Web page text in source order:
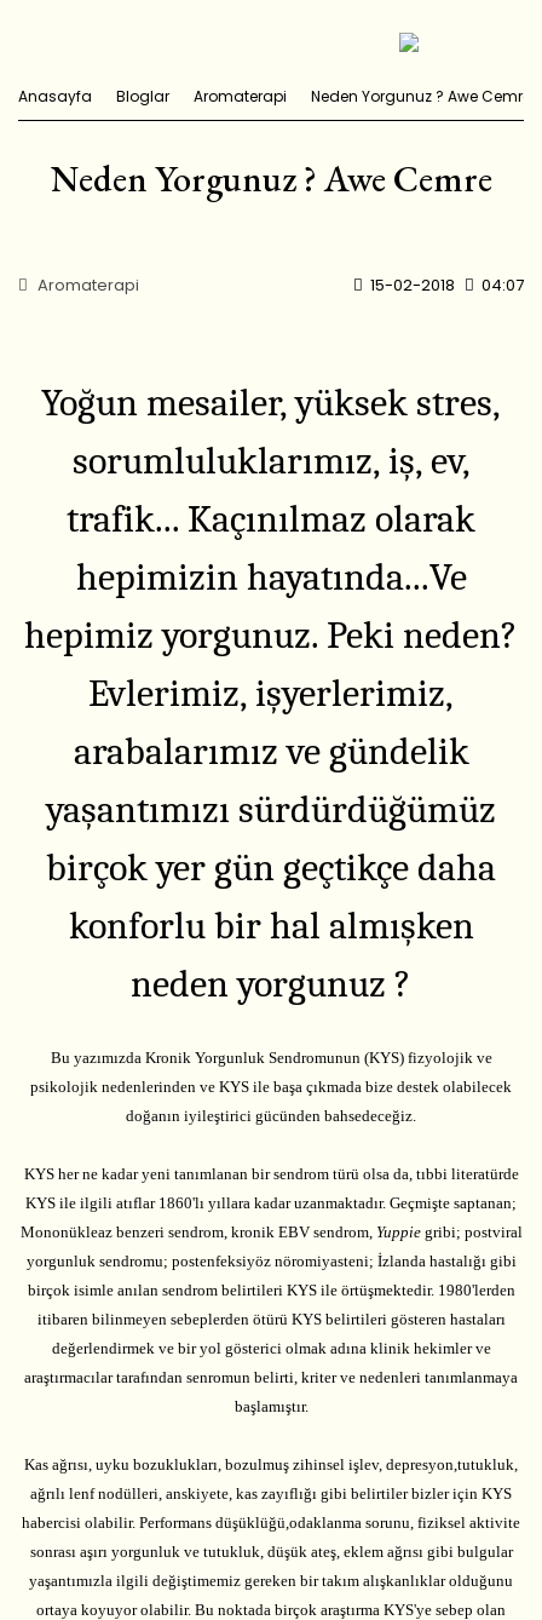
Anasayfa Bloglar Aromaterapi Neden Yorgunuz ? Awe Cemre
Neden Yorgunuz ? Awe Cemre
Aromaterapi 15-02-2018 04:07
Yoğun mesailer, yüksek stres,
sorumluluklarımız, iş, ev,
trafik... Kaçınılmaz olarak
hepimizin hayatında...Ve
hepimiz yorgunuz. Peki neden?
Evlerimiz, işyerlerimiz,
arabalarımız ve gündelik
yaşantımızı sürdürdüğümüz
birçok yer gün geçtikçe daha
konforlu bir hal almışken
neden yorgunuz ?
Bu yazımızda Kronik Yorgunluk Sendromunun (KYS) fizyolojik ve
psikolojik nedenlerinden ve KYS ile başa çıkmada bize destek olabilecek
doğanın iyileştirici gücünden bahsedeceğiz.
KYS her ne kadar yeni tanımlanan bir sendrom türü olsa da, tıbbi literatürde
KYS ile ilgili atıflar 1860'lı yıllara kadar uzanmaktadır. Geçmişte saptanan;
Mononükleaz benzeri sendrom, kronik EBV sendrom, Yuppie gribi; postviral
yorgunluk sendromu; postenfeksiyöz nöromiyasteni; İzlanda hastalığı gibi
birçok isimle anılan sendrom belirtileri KYS ile örtüşmektedir. 1980'lerden
itibaren bilinmeyen sebeplerden ötürü KYS belirtileri gösteren hastaları
değerlendirmek ve bir yol gösterici olmak adına klinik hekimler ve
araştırmacılar tarafından senromun belirti, kriter ve nedenleri tanımlanmaya
başlamıştır.
Kas ağrısı, uyku bozuklukları, bozulmuş zihinsel işlev, depresyon,tutukluk,
ağrılı lenf nodülleri, anskiyete, kas zayıflığı gibi belirtiler bizler için KYS
habercisi olabilir. Performans düşüklüğü,odaklanma sorunu, fiziksel aktivite
sonrası aşırı yorgunluk ve tutukluk, düşük ateş, eklem ağrısı gibi bulgular
yaşantımızla ilgili değiştimemiz gereken bir takım alışkanlıklar olduğunu
ortaya koyuyor olabilir. Bu noktada birçok araştırma KYS'ye sebep olan